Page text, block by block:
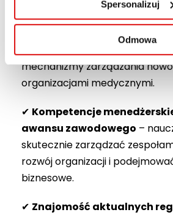
Spersonalizuj
Odmowa
✔Praktyczną wiedzę o
systemu ochrony zdrowia
mechanizmy zarządzania
organizacjami medycznymi.
✔ Kompetencje
awansu zawodowego –
skutecznie zarządzać
rozwój organizacji i
biznesowe.
✔ Znajomość aktualnych